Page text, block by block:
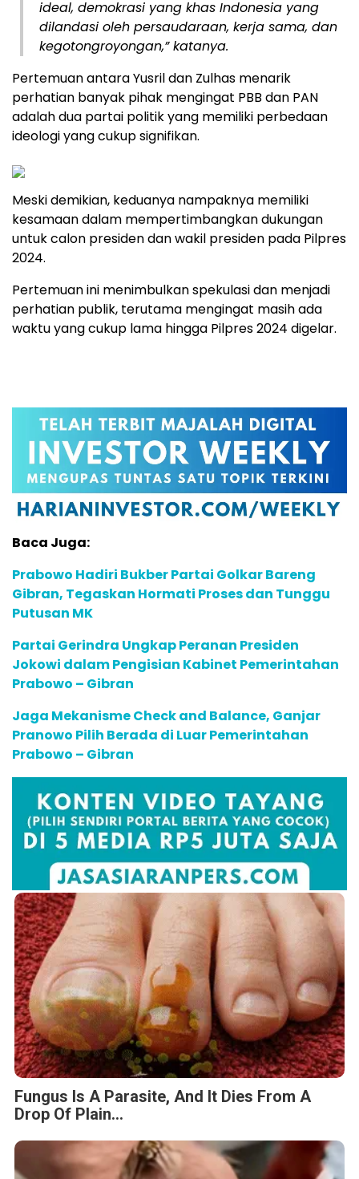
ideal, demokrasi yang khas Indonesia yang
dilandasi oleh persaudaraan, kerja sama, dan
kegotongroyongan,” katanya.
Pertemuan antara Yusril dan Zulhas menarik
perhatian banyak pihak mengingat PBB dan PAN
adalah dua partai politik yang memiliki perbedaan
ideologi yang cukup signifikan.
Meski demikian, keduanya nampaknya memiliki
kesamaan dalam mempertimbangkan dukungan
untuk calon presiden dan wakil presiden pada Pilpres
2024.
Pertemuan ini menimbulkan spekulasi dan menjadi
perhatian publik, terutama mengingat masih ada
waktu yang cukup lama hingga Pilpres 2024 digelar.
Baca Juga:
Prabowo Hadiri Bukber Partai Golkar Bareng
Gibran, Tegaskan Hormati Proses dan Tunggu
Putusan MK
Partai Gerindra Ungkap Peranan Presiden
Jokowi dalam Pengisian Kabinet Pemerintahan
Prabowo – Gibran
Jaga Mekanisme Check and Balance, Ganjar
Pranowo Pilih Berada di Luar Pemerintahan
Prabowo – Gibran
Fungus Is A Parasite, And It Dies From A
Drop Of Plain...